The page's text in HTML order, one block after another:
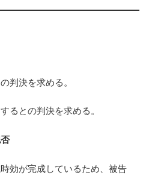
判決を求める。
るとの判決を求める。
効が完成しているため、被告